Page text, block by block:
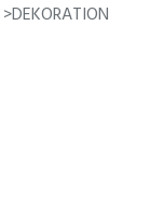
>DEKORATION